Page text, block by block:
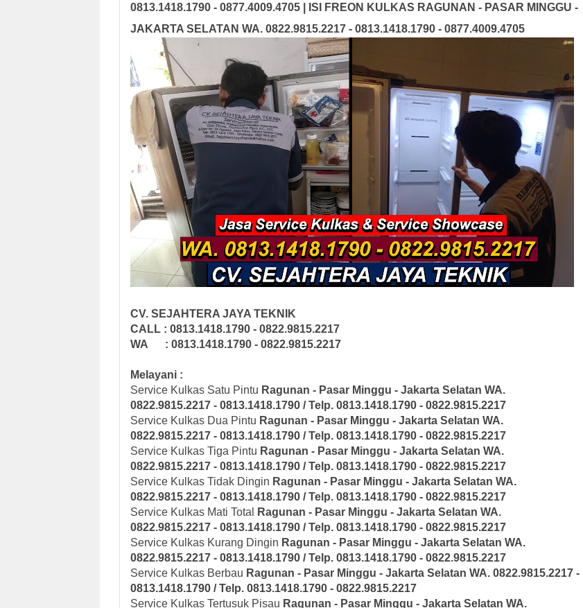
0813.1418.1790 - 0877.4009.4705 | ISI FREON KULKAS RAGUNAN - PASAR MINGGU -
JAKARTA SELATAN WA. 0822.9815.2217 - 0813.1418.1790 - 0877.4009.4705
CV. SEJAHTERA JAYA TEKNIK
CALL : 0813.1418.1790 - 0822.9815.2217
WA : 0813.1418.1790 - 0822.9815.2217
Melayani :
Service Kulkas Satu Pintu Ragunan - Pasar Minggu - Jakarta Selatan WA.
0822.9815.2217 - 0813.1418.1790 / Telp. 0813.1418.1790 - 0822.9815.2217
Service Kulkas Dua Pintu Ragunan - Pasar Minggu - Jakarta Selatan WA.
0822.9815.2217 - 0813.1418.1790 / Telp. 0813.1418.1790 - 0822.9815.2217
Service Kulkas Tiga Pintu Ragunan - Pasar Minggu - Jakarta Selatan WA.
0822.9815.2217 - 0813.1418.1790 / Telp. 0813.1418.1790 - 0822.9815.2217
Service Kulkas Tidak Dingin Ragunan - Pasar Minggu - Jakarta Selatan WA.
0822.9815.2217 - 0813.1418.1790 / Telp. 0813.1418.1790 - 0822.9815.2217
Service Kulkas Mati Total
Ragunan - Pasar Minggu - Jakarta Selatan WA.
0822.9815.2217 - 0813.1418.1790 / Telp. 0813.1418.1790 - 0822.9815.2217
Service Kulkas Kurang Dingin Ragunan - Pasar Minggu - Jakarta Selatan WA.
0822.9815.2217 - 0813.1418.1790 / Telp. 0813.1418.1790 - 0822.9815.2217
Service Kulkas Berbau Ragunan - Pasar Minggu - Jakarta Selatan WA. 0822.9815.2217 -
0813.1418.1790 / Telp. 0813.1418.1790 - 0822.9815.2217
Service Kulkas Tertusuk Pisau Ragunan - Pasar Minggu - Jakarta Selatan WA.